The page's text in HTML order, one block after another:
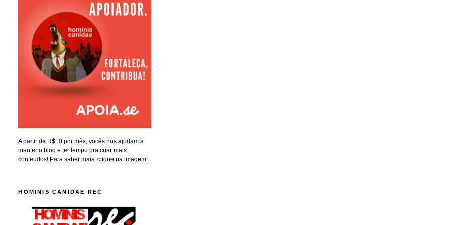
A partir de R$10 por mês, vocês nos ajudam a
manter o blog e ter tempo pra criar mais
conteudos! Para saber mais, clique na imagem!
HOMINIS CANIDAE REC